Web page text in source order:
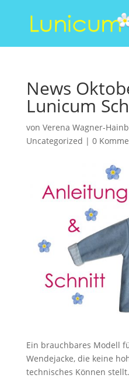
News
Lunicum
von Verena Wagner-
Uncategorized | 0
Ein brauchbares Modell
Wendejacke, die keine
technisches Können